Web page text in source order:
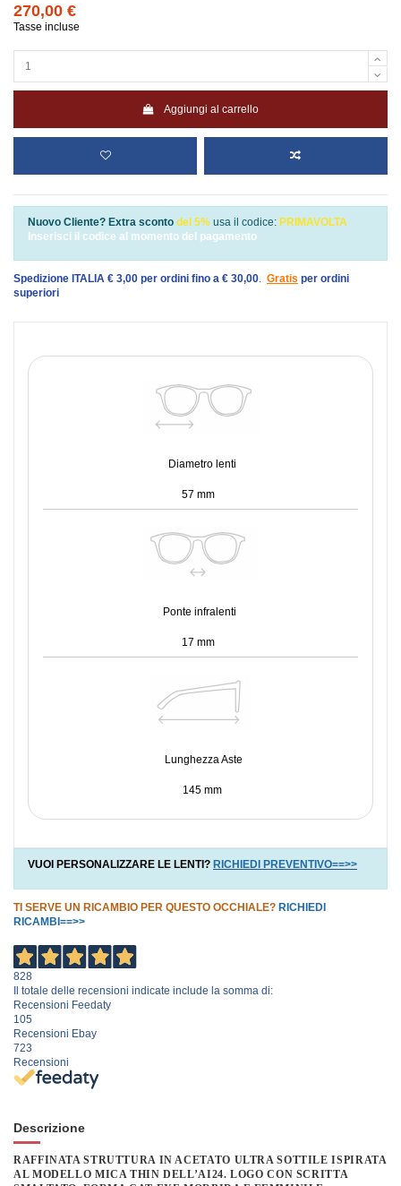
270,00 €
Tasse incluse
Aggiungi al carrello
Nuovo Cliente? Extra sconto del 5% usa il codice: PRIMAVOLTA
Inserisci il codice al momento del pagamento
Spedizione ITALIA € 3,00 per ordini fino a € 30,00. Gratis per ordini
superiori
Diametro lenti
Ponte infralenti
Lunghezza Aste
57 mm
17 mm
145 mm
VUOI PERSONALIZZARE LE LENTI? RICHIEDI PREVENTIVO==>>
TI SERVE UN RICAMBIO PER QUESTO OCCHIALE? RICHIEDI
RICAMBI==>>
828
Il totale delle recensioni indicate include la somma di:
Recensioni Feedaty
105
Recensioni Ebay
723
Recensioni
Descrizione
RAFFINATA STRUTTURA IN ACETATO ULTRA SOTTILE ISPIRATA
AL MODELLO MICA THIN DELL’AI24. LOGO CON SCRITTA